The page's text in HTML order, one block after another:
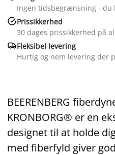
Ingen tidsbegrænsning - du
Prissikkerhed
30 dages prissikkerhed på
Fleksibel levering
Hurtig og nem levering der
BEERENBERG
KRONBORG® er en
designet til at holde
med fiberfyld giver